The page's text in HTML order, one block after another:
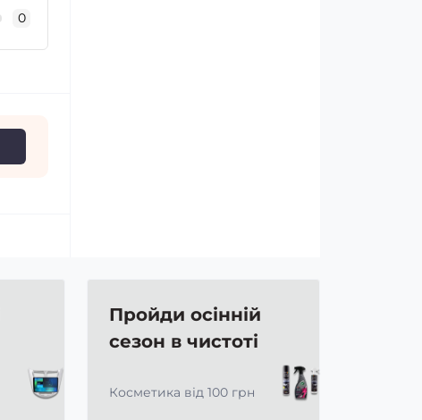
0
Пройди осінній
сезон в чистоті
Косметика від 100 грн